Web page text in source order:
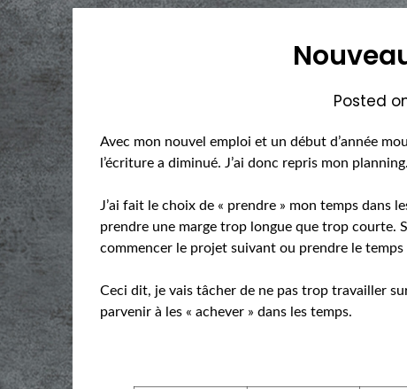
Posted
Avec mon nouvel emploi et un début d’année
l’écriture a diminué. J’ai donc repris mon planning.
J’ai fait le choix de « prendre » mon temps dans
prendre une marge trop longue que trop courte.
commencer le projet suivant ou prendre le
Ceci dit, je vais tâcher de ne pas trop travailler
parvenir à les « achever » dans les temps.